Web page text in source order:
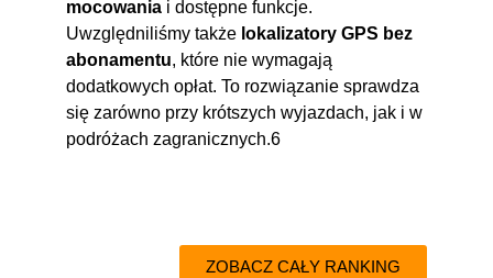
mocowania i dostępne funkcje.
Uwzględniliśmy także lokalizatory GPS bez
abonamentu, które nie wymagają
dodatkowych opłat. To rozwiązanie sprawdza
się zarówno przy krótszych wyjazdach, jak i w
podróżach zagranicznych.6
ZOBACZ CAŁY RANKING